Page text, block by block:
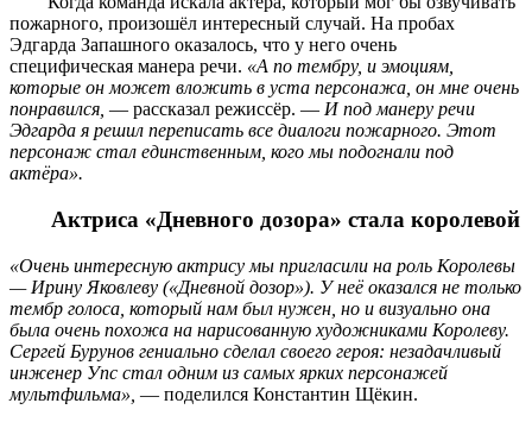
пожарного, произошёл интересный случай. На пробах
Эдгарда Запашного оказалось, что у него очень
специфическая манера речи. «А по тембру, и эмоциям,
которые он может вложить в уста персонажа, он мне очень
понравился, — рассказал режиссёр. — И под манеру речи
Эдгарда я решил переписать все диалоги пожарного. Этот
персонаж стал единственным, кого мы подогнали под
актёра».
Актриса «Дневного дозора» стала королевой
«Очень интересную актрису мы пригласили на роль Королевы
— Ирину Яковлеву («Дневной дозор»). У неё оказался не только
тембр голоса, который нам был нужен, но и визуально она
была очень похожа на нарисованную художниками Королеву.
Сергей Бурунов гениально сделал своего героя: незадачливый
инженер Упс стал одним из самых ярких персонажей
мультфильма», — поделился Константин Щёкин.